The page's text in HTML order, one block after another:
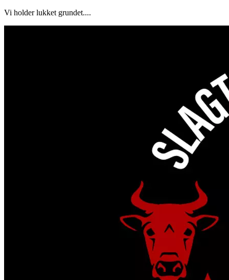
Vi holder lukket grundet....